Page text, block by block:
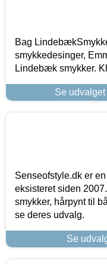
Bag
smykkedesinger,
Lindebæk smykker.
Se
Senseofstyle.dk er
eksisteret siden
smykker, hårpynt til
se deres udvalg.
Se